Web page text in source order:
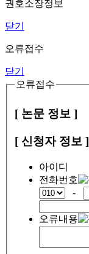
권호소장정보
닫기
오류접수
닫기
오류접수
[ 논문 정보 ]
[ 신청자 정보 ]
아이디
전화번호
-
오류내용